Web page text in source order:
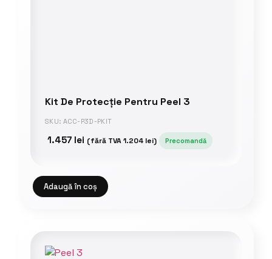
Kit De Protecție Pentru Peel 3
SKU: ACC-P3D-PKIT
1.457 lei (fără TVA1.204 lei) Precomandă
Adaugă în coș